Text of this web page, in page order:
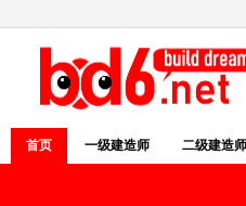
首页 一级建造师 二级建造师